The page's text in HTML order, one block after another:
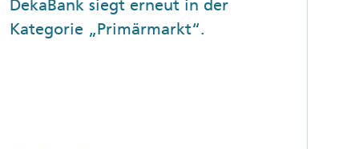
DekaBank siegt erneut in der
Kategorie „Primärmarkt“.